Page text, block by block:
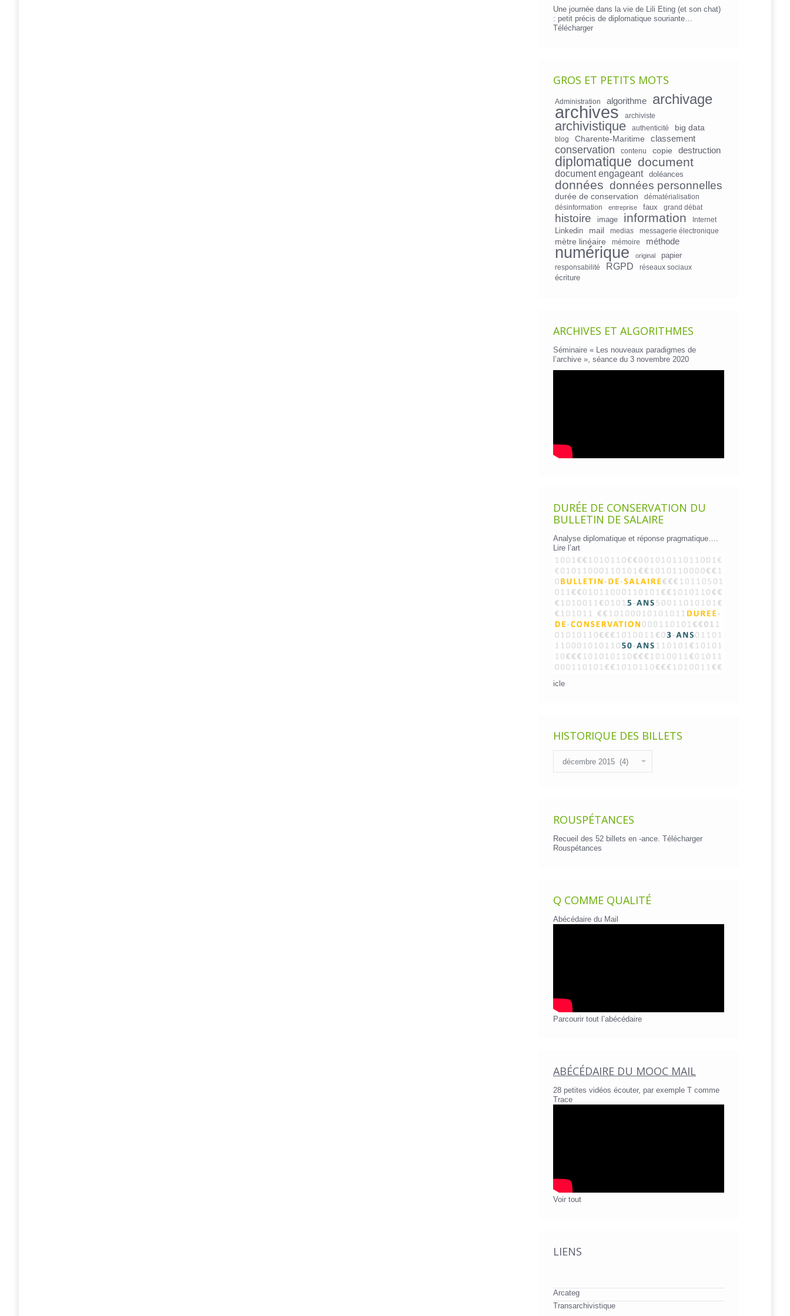
Une journée dans la vie de Lili Eting (et son chat)
: petit précis de diplomatique souriante…
Télécharger
GROS ET PETITS MOTS
Administration algorithme archivage
archives archiviste
archivistique authenticité big data
blog Charente-Maritime classement
conservation contenu copie destruction
diplomatique document
document engageant doléances
données données personnelles
durée de conservation
dématérialisation
désinformation
entreprise faux grand débat
histoire image information Internet
Linkedin mail medias messagerie électronique
mètre linéaire mémoire méthode
numérique original papier
responsabilité RGPD réseaux sociaux
écriture
ARCHIVES ET ALGORITHMES
Séminaire « Les nouveaux paradigmes de
l’archive », séance du 3 novembre 2020
DURÉE DE CONSERVATION DU
BULLETIN DE SALAIRE
Analyse diplomatique et réponse pragmatique….
Lire l’art
icle
HISTORIQUE DES BILLETS
des
billets
ROUSPÉTANCES
Recueil des 52 billets en -ance. Télécharger
Rouspétances
Q COMME QUALITÉ
Abécédaire du Mail
Parcourir tout l’abécédaire
ABÉCÉDAIRE DU MOOC MAIL
28 petites vidéos écouter, par exemple T comme
Trace
Voir tout
LIENS
Arcateg
Transarchivistique